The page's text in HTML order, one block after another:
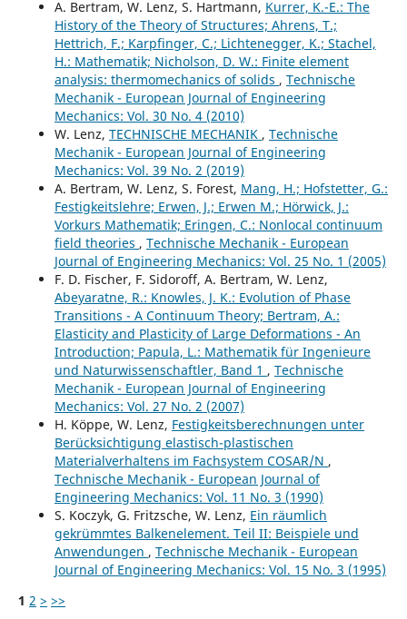
A. Bertram, W. Lenz, S. Hartmann, Kurrer, K.-E.: The
History of the Theory of Structures; Ahrens, T.;
Hettrich, F.; Karpfinger, C.; Lichtenegger, K.; Stachel,
H.: Mathematik; Nicholson, D. W.: Finite element
analysis: thermomechanics of solids , Technische
Mechanik - European Journal of Engineering
Mechanics: Vol. 30 No. 4 (2010)
W. Lenz, TECHNISCHE MECHANIK , Technische
Mechanik - European Journal of Engineering
Mechanics: Vol. 39 No. 2 (2019)
A. Bertram, W. Lenz, S. Forest, Mang, H.; Hofstetter, G.:
Festigkeitslehre; Erwen, J.; Erwen M.; Hörwick, J.:
Vorkurs Mathematik; Eringen, C.: Nonlocal continuum
field theories , Technische Mechanik - European
Journal of Engineering Mechanics: Vol. 25 No. 1 (2005)
F. D. Fischer, F. Sidoroff, A. Bertram, W. Lenz,
Abeyaratne, R.: Knowles, J. K.: Evolution of Phase
Transitions - A Continuum Theory; Bertram, A.:
Elasticity and Plasticity of Large Deformations - An
Introduction; Papula, L.: Mathematik für Ingenieure
und Naturwissenschaftler, Band 1 , Technische
Mechanik - European Journal of Engineering
Mechanics: Vol. 27 No. 2 (2007)
H. Köppe, W. Lenz, Festigkeitsberechnungen unter
Berücksichtigung elastisch-plastischen
Materialverhaltens im Fachsystem COSAR/N ,
Technische Mechanik - European Journal of
Engineering Mechanics: Vol. 11 No. 3 (1990)
S. Koczyk, G. Fritzsche, W. Lenz, Ein räumlich
gekrümmtes Balkenelement. Teil II: Beispiele und
Anwendungen , Technische Mechanik - European
Journal of Engineering Mechanics: Vol. 15 No. 3 (1995)
1 2 > >>